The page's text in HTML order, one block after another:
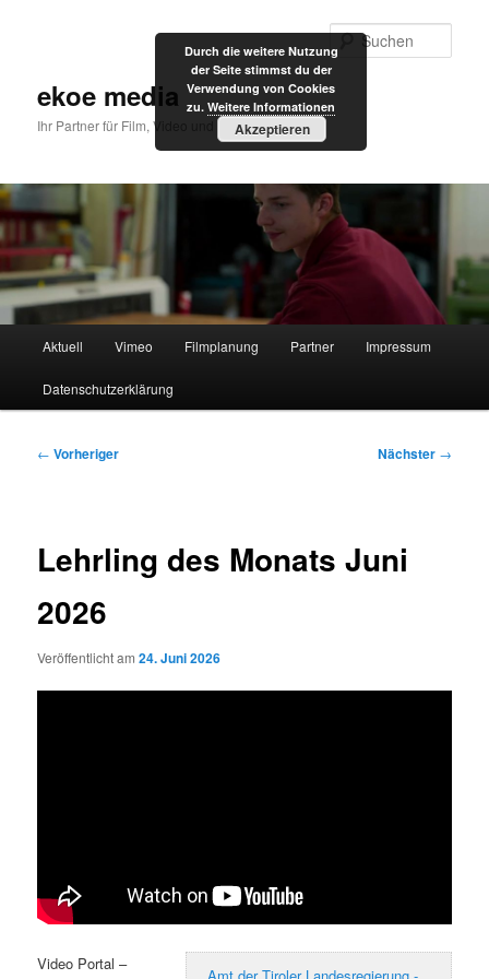
ekoe media
Ihr Partner für Film, Video und Internet
Aktuell Vimeo Filmplanung Partner Impressum
Datenschutzerklärung
Beitragsnavigation
← Vorheriger Nächster →
Lehrling des Monats Juni
2026
Veröffentlicht am24. Juni 2026
Amt der Tiroler Landesregierung -
Video Portal –
Durch die weitere Nutzung
der Seite stimmst du der
Verwendung von Cookies
zu. Weitere Informationen
Akzeptieren